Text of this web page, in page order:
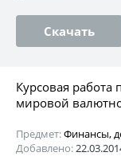
Скачать
Курсовая
мировой
Предмет:Финансы,
Добавлено: